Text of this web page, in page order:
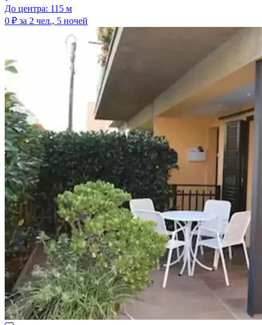
До центра: 115 м
0 ₽ за 2 чел., 5 ночей